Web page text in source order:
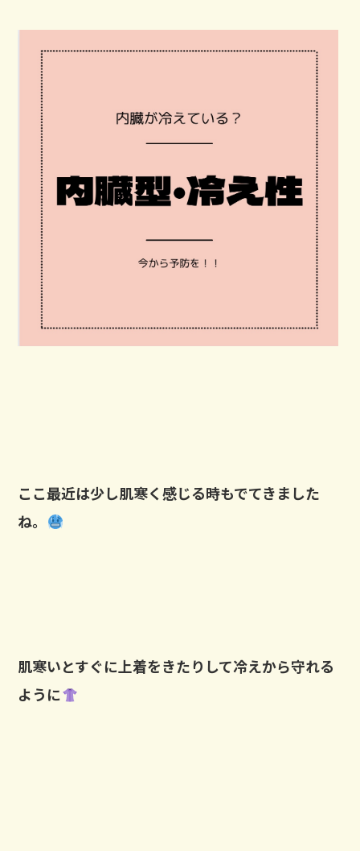
ここ最近は少し肌寒く感じる時もでてきました
ね。
肌寒いとすぐに上着をきたりして冷えから守れる
ように